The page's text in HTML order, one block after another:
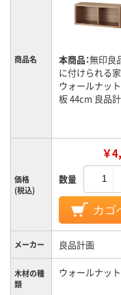
商品名 本商品：無印良
に付けられる
ウォールナッ
板 44cm 良品
価格
(税込)
￥
数量
カゴ
メーカー 良品計画
木材の種
類
ウォールナッ